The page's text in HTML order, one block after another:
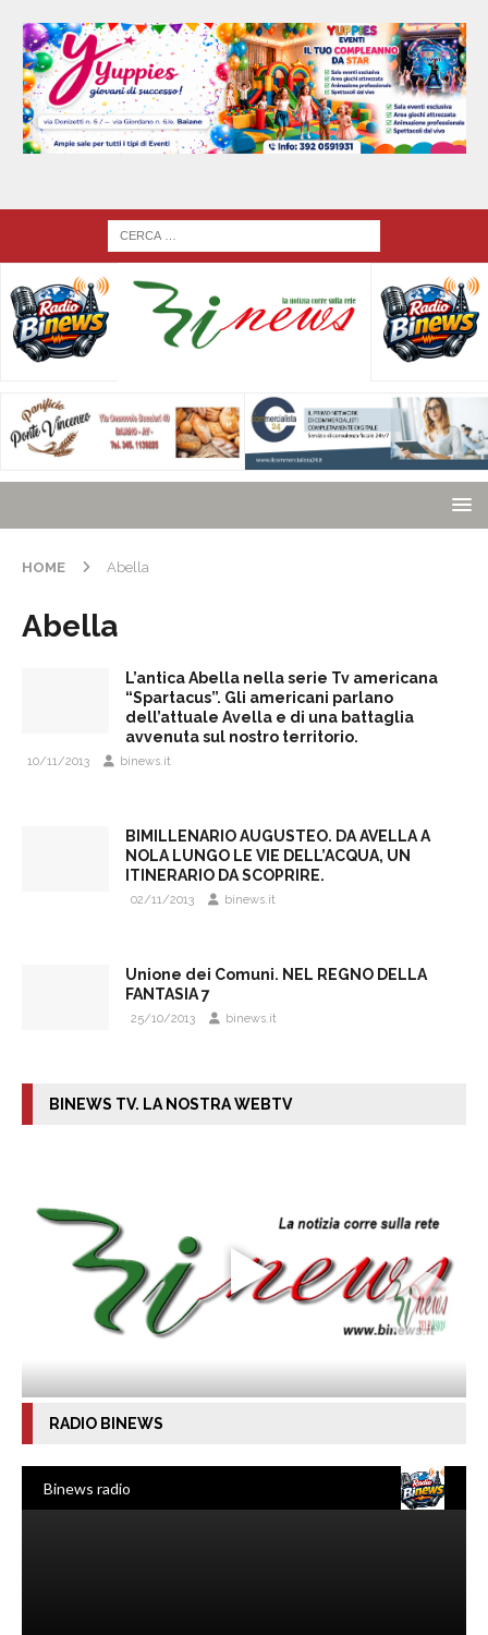
HOME Abella
Abella
L’antica Abella nella serie Tv americana
“Spartacus”. Gli americani parlano
dell’attuale Avella e di una battaglia
avvenuta sul nostro territorio.
10/11/2013 binews.it
BIMILLENARIO AUGUSTEO. DA AVELLA A
NOLA LUNGO LE VIE DELL’ACQUA, UN
ITINERARIO DA SCOPRIRE.
02/11/2013 binews.it
Unione dei Comuni. NEL REGNO DELLA
FANTASIA 7
25/10/2013 binews.it
BINEWS TV. LA NOSTRA WEBTV
RADIO BINEWS